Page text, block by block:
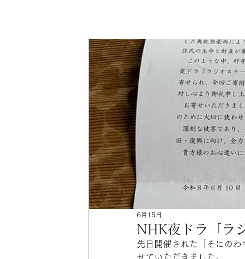
NHK夜ドラ「ラ
6月15日
先日開催された「そにの
せていただきました。